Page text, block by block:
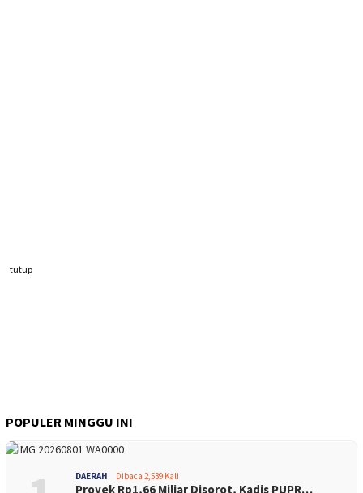
POPULER MINGGU INI
DAERAH Dibaca 2,539 Kali
Proyek Rp1,66 Miliar Disorot, Kadis PUPR…
tutup